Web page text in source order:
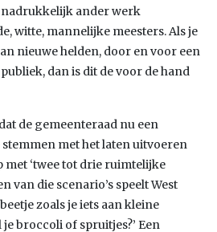
nadrukkelijk ander werk
witte, mannelijke meesters. Als je
nieuwe helden, door en voor een
dan is dit de voor de hand
de gemeenteraad nu een
met het laten uitvoeren
met ‘twee tot drie ruimtelijke
van die scenario’s speelt West
zoals je iets aan kleine
broccoli of spruitjes?’ Een